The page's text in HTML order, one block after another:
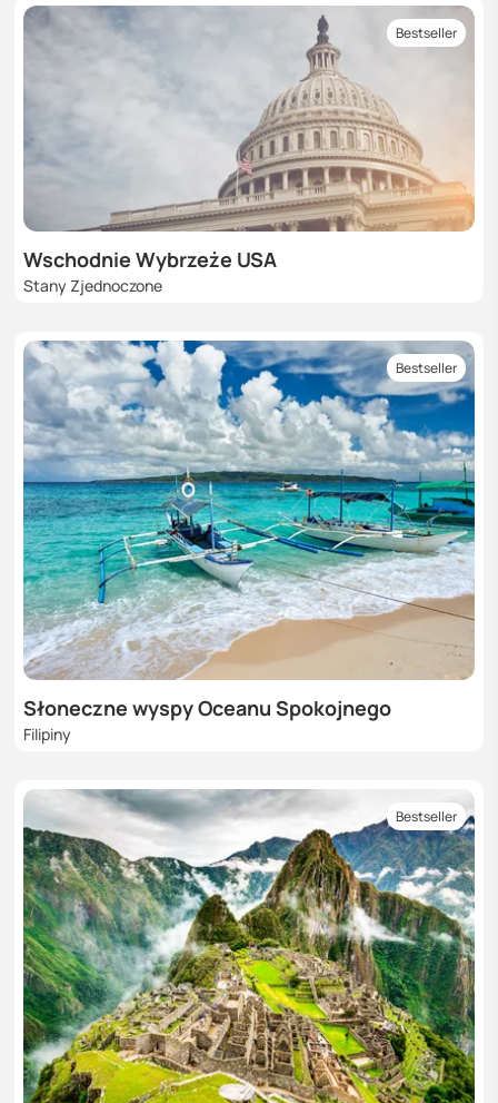
Bestseller
Wschodnie Wybrzeże USA
Stany Zjednoczone
Bestseller
Słoneczne wyspy Oceanu Spokojnego
Filipiny
Bestseller